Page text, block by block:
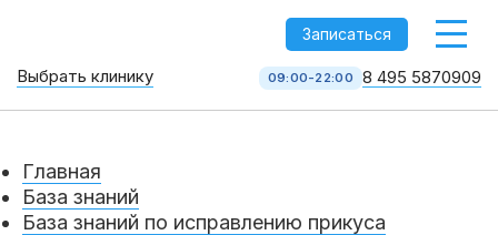
Записаться
8 495 587 09 09
Выбрать клинику 09:00-22:00 8 495 5870909
Главная
База знаний
База знаний по исправлению прикуса